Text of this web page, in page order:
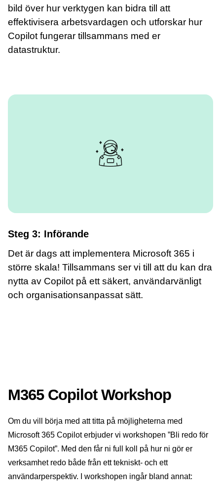
bild över hur verktygen kan bidra till att
effektivisera arbetsvardagen och utforskar hur
Copilot fungerar tillsammans med er
datastruktur.
Steg 3: Införande
Det är dags att implementera Microsoft 365 i
större skala! Tillsammans ser vi till att du kan dra
nytta av Copilot på ett säkert, användarvänligt
och organisationsanpassat sätt.
M365 Copilot Workshop
Om du vill börja med att titta på möjligheterna med
Microsoft 365 Copilot erbjuder vi workshopen ”Bli redo för
M365 Copilot”. Med den får ni full koll på hur ni gör er
verksamhet redo både från ett tekniskt- och ett
användarperspektiv. I workshopen ingår bland annat: